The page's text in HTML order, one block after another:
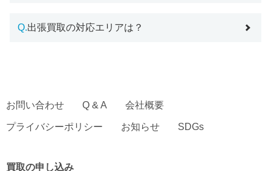
Q.出張買取の対応エリアは？
お問い合わせ Q & A 会社概要
プライバシーポリシー お知らせ SDGs
買取の申し込み